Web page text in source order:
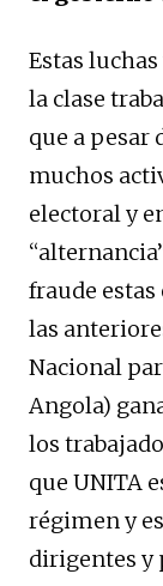
Estas
la clase
que a pesar
muchos
electoral y
fraude
las
Nacional
Angola)
los
que UNITA
régimen y
dirigentes y